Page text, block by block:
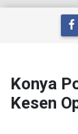
Konya
Kesen